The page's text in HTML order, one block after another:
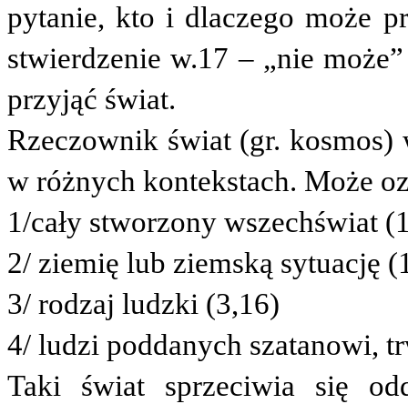
pytanie, kto i dlaczego może
stwierdzenie w.17 – „nie
przyjąć świat.
Rzeczownik świat (gr. kosmos)
w różnych kontekstach. Może
1/cały stworzony wszechświat
2/ ziemię lub ziemską sytuację
3/ rodzaj ludzki (3,16)
4/ ludzi poddanych szatanowi,
Taki świat sprzeciwia się